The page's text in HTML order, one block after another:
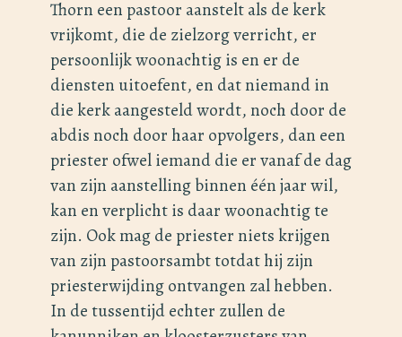
Thorn een pastoor aanstelt als de kerk
vrijkomt, die de zielzorg verricht, er
persoonlijk woonachtig is en er de
diensten uitoefent, en dat niemand in
die kerk aangesteld wordt, noch door de
abdis noch door haar opvolgers, dan een
priester ofwel iemand die er vanaf de dag
van zijn aanstelling binnen één jaar wil,
kan en verplicht is daar woonachtig te
zijn. Ook mag de priester niets krijgen
van zijn pastoorsambt totdat hij zijn
priesterwijding ontvangen zal hebben.
In de tussentijd echter zullen de